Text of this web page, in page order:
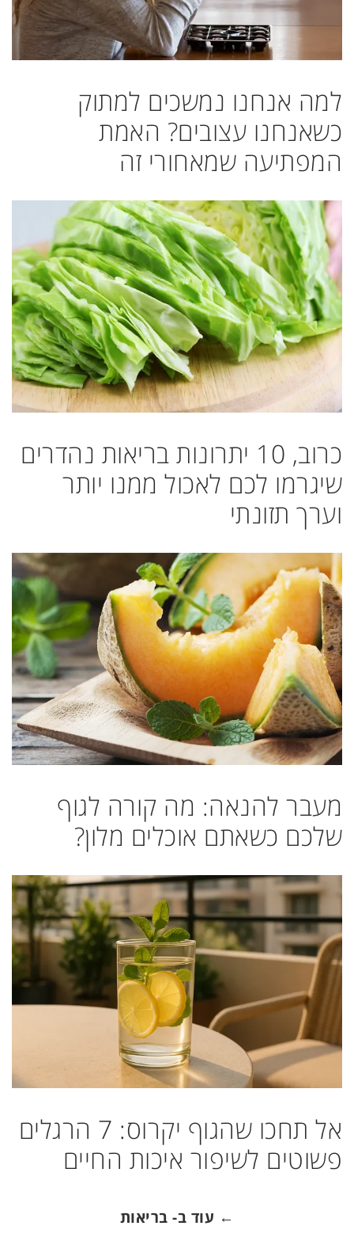
למה אנחנו נמשכים למתוק
כשאנחנו עצובים? האמת
המפתיעה שמאחורי זה
כרוב, 10 יתרונות בריאות נהדרים
שיגרמו לכם לאכול ממנו יותר
וערך תזונתי
מעבר להנאה: מה קורה לגוף
שלכם כשאתם אוכלים מלון?
אל תחכו שהגוף יקרוס: 7 הרגלים
פשוטים לשיפור איכות החיים
← עוד ב- בריאות